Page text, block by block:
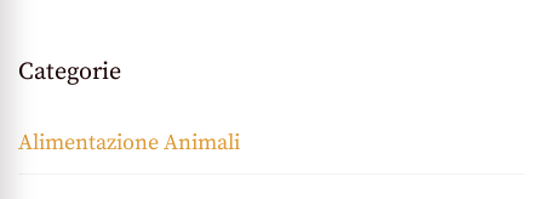
Categorie
Alimentazione Animali